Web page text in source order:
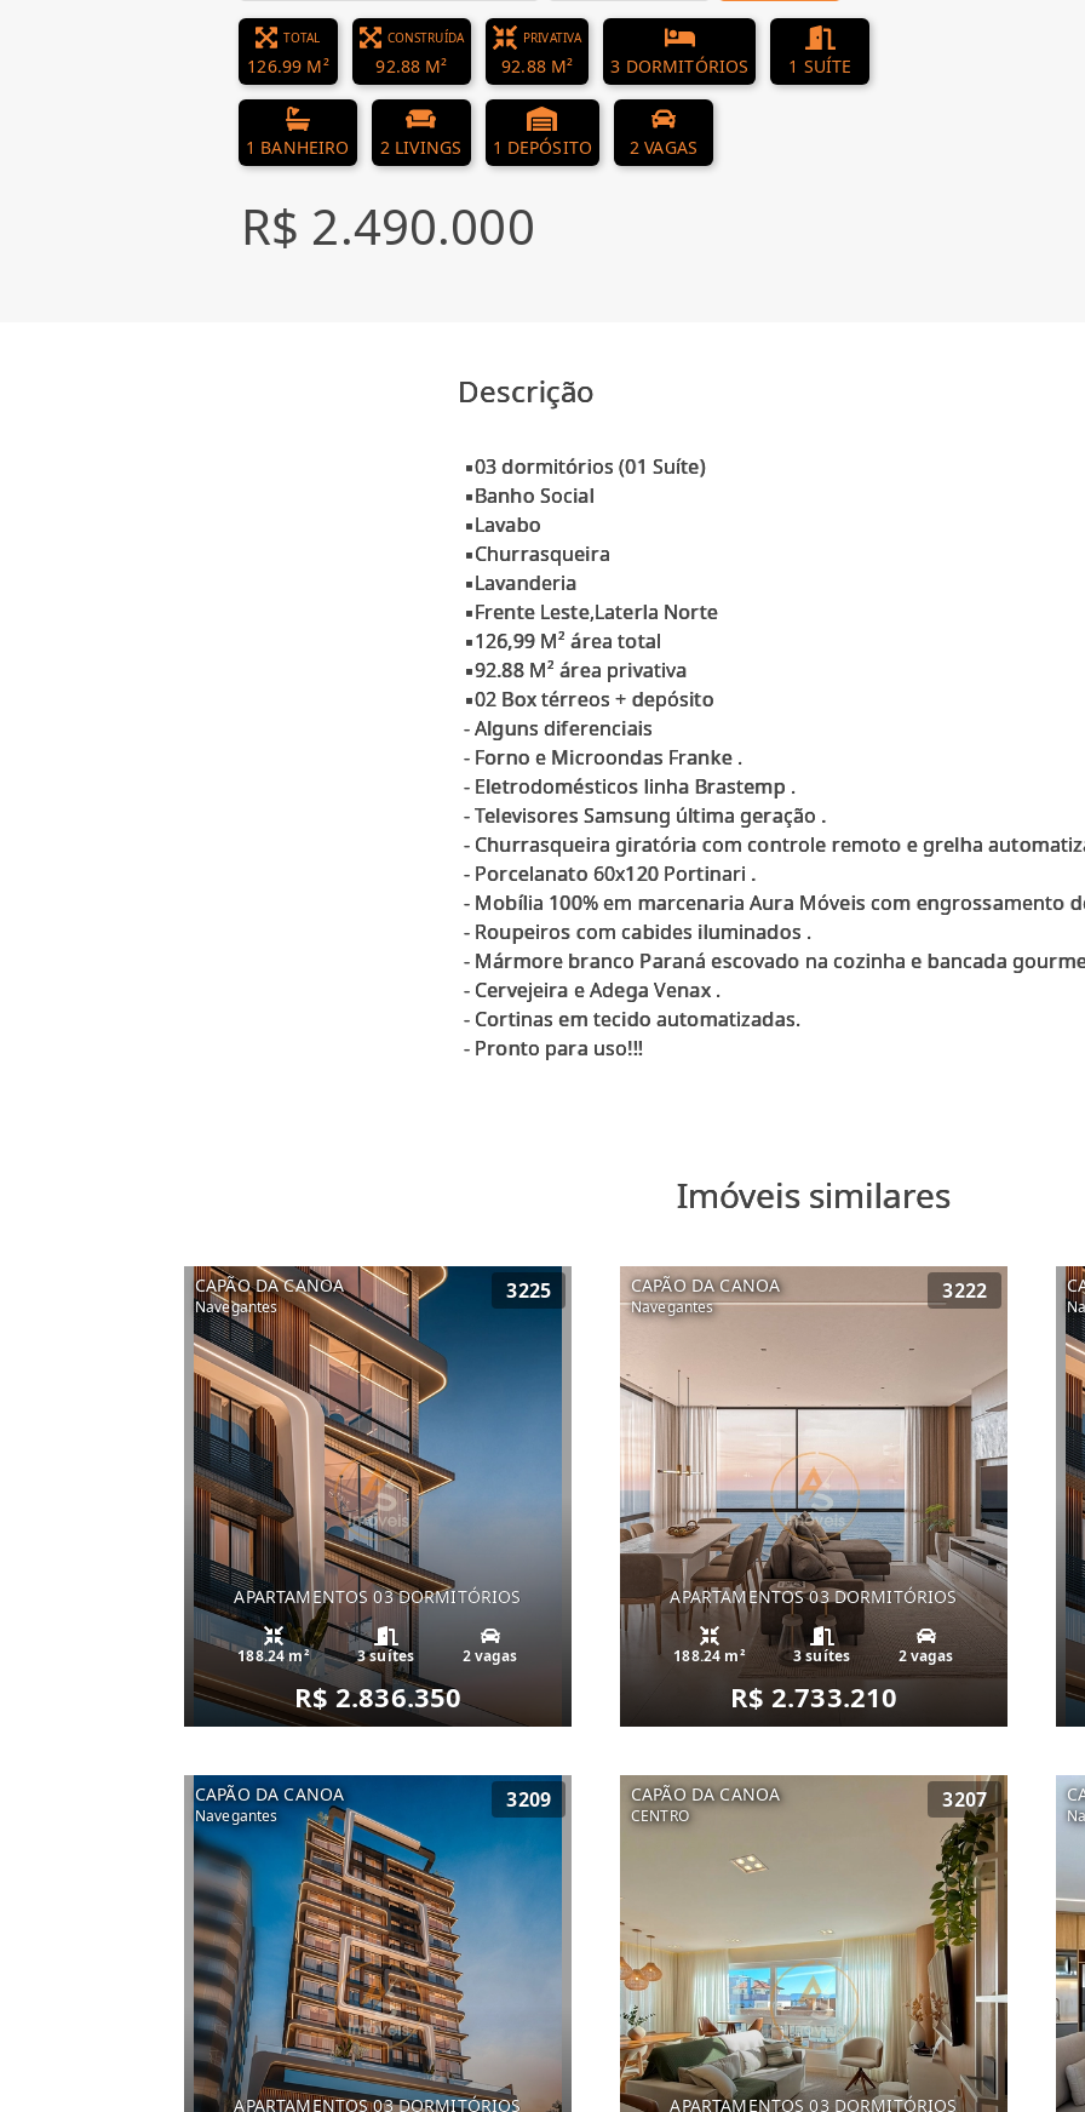
TOTAL
126.99 M²
CONSTRUÍDA
92.88 M²
PRIVATIVA
92.88 M² 3 DORMITÓRIOS 1 SUÍTE
1 BANHEIRO 2 LIVINGS 1 DEPÓSITO 2 VAGAS
R$ 2.490.000
Descrição
▪03 dormitórios (01 Suíte)
▪Banho Social
▪Lavabo
▪Churrasqueira
▪Lavanderia
▪Frente Leste,Laterla Norte
▪126,99 M² área total
▪92.88 M² área privativa
▪02 Box térreos + depósito
- Alguns diferenciais
- Forno e Microondas Franke .
- Eletrodomésticos linha Brastemp .
- Televisores Samsung última geração .
- Churrasqueira giratória com controle remoto e grelha
- Porcelanato 60x120 Portinari .
- Mobília 100% em marcenaria Aura Móveis com engrossamento
- Roupeiros com cabides iluminados .
- Mármore branco Paraná escovado na cozinha e bancada
- Cervejeira e Adega Venax .
- Cortinas em tecido automatizadas.
- Pronto para uso!!!
Imóveis similares
CAPÃO DA CANOA
Navegantes
3225
APARTAMENTOS 03 DORMITÓRIOS
188.24 m² 3 suítes 2 vagas
R$ 2.836.350
CAPÃO DA CANOA
Navegantes
3222
APARTAMENTOS 03 DORMITÓRIOS
188.24 m² 3 suítes 2 vagas
R$ 2.733.210
CAPÃO DA CANOA
Navegantes
3209
APARTAMENTOS 03 DORMITÓRIOS
CAPÃO DA CANOA
CENTRO
3207
APARTAMENTOS 03 DORMITÓRIOS